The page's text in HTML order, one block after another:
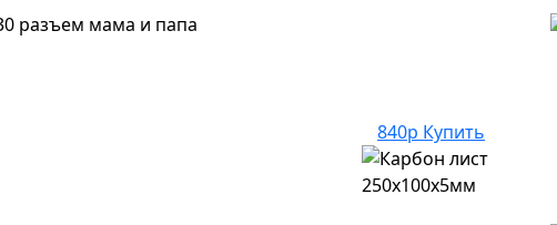
разъем мама и папа
840р Купить